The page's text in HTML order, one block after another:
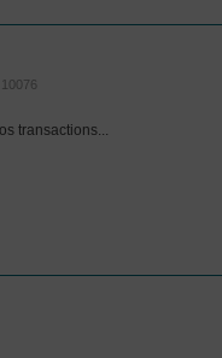
transactions...